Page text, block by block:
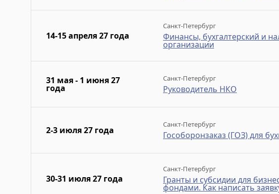
14-15 апреля 27 года
Санкт-Петербург
Финансы, бухгалтерский и
организации
31 мая - 1 июня 27
года
Санкт-Петербург
Руководитель НКО
2-3 июля 27 года
Санкт-Петербург
Гособоронзаказ (ГОЗ) для
30-31 июля 27 года
Санкт-Петербург
Гранты и субсидии для
фондами. Как написать